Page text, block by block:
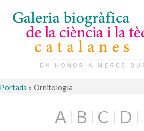
Portada » Ornitología
A B C D